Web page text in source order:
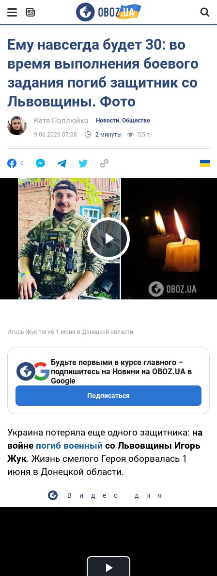
Ему навсегда будет 30: во
время выполнения боевого
задания погиб защитник со
Львовщины. Фото
Катя Поплюйко Новости. Общество
9.06.2026 07:38 2 минуты 5,5 т.
0
Play Video
Будьте первыми в курсе главного –
подпишитесь на Новини на OBOZ.UA в
Google
Подписаться
Украина потеряла еще одного защитника: на
войне погиб военный со Львовщины Игорь
Жук. Жизнь смелого Героя оборвалась 1
июня в Донецкой области.
Видео дня